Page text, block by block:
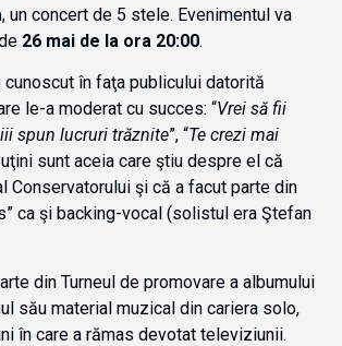
, un concert de 5 stele. Evenimentul va
26 mai de la ora 20:00.
în faţa publicului datorită
le-a moderat cu succes: “Vrei să fii
spun lucruri trăznite”, “Te crezi mai
sunt aceia care ştiu despre el că
Conservatorului şi că a facut parte din
ca şi backing-vocal (solistul era Ştefan
din Turneul de promovare a albumului
său material muzical din cariera solo,
în care a rămas devotat televiziunii.